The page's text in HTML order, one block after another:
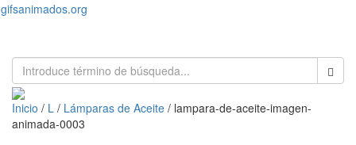
gifsanimados.org
Inicio / L / Lámparas de Aceite / lampara-de-aceite-imagen-
animada-0003